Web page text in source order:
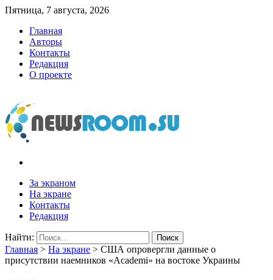
Пятница, 7 августа, 2026
Главная
Авторы
Контакты
Редакция
О проекте
newsroom.su
Новости о новостях
За экраном
На экране
Контакты
Редакция
Найти:
Главная > На экране > США опровергли данные о
присутствии наемников «Academi» на востоке Украины